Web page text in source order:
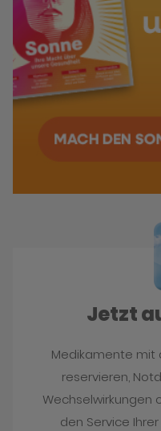
Jetzt
Medikamente mit
reservieren,
Wechselwirkungen
den Service